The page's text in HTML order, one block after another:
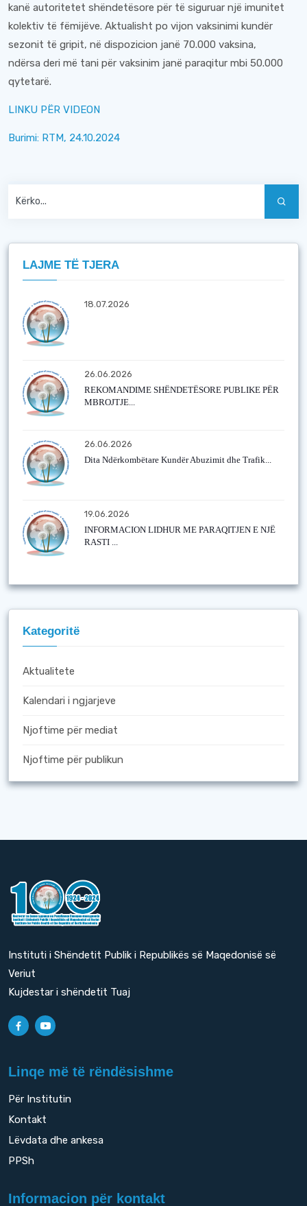
kanë autoritetet shëndetësore për të siguruar një imunitet
kolektiv të fëmijëve. Aktualisht po vijon vaksinimi kundër
sezonit të gripit, në dispozicion janë 70.000 vaksina,
ndërsa deri më tani për vaksinim janë paraqitur mbi 50.000
qytetarë.
LINKU PËR VIDEON
Burimi: RTM, 24.10.2024
LAJME TË TJERA
18.07.2026
26.06.2026
REKOMANDIME SHËNDETËSORE PUBLIKE PËR
MBROJTJE...
26.06.2026
Dita Ndërkombëtare Kundër Abuzimit dhe Trafik...
19.06.2026
INFORMACION LIDHUR ME PARAQITJEN E NJË
RASTI ...
Kategoritë
Aktualitete
Kalendari i ngjarjeve
Njoftime për mediat
Njoftime për publikun
Instituti i Shëndetit Publik i Republikës së Maqedonisë së
Veriut
Kujdestar i shëndetit Tuaj
Linqe më të rëndësishme
Për Institutin
Kontakt
Lëvdata dhe ankesa
PPSh
Informacion për kontakt